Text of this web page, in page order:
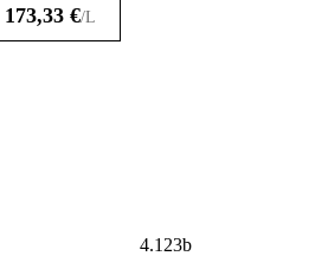
173,33€/L
4.123b